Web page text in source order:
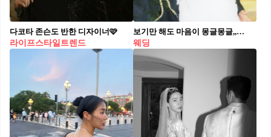
다코타 존슨도 반한 디자이너🩷
라이프스타일트렌드
보기만 해도 마음이 몽글몽글,,👰🏻‍♀️🤍
웨딩